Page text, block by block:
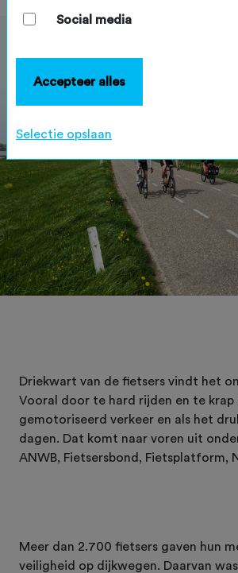
Driekwart van de fietsers vindt het
Vooral door te hard rijden en te krap
gemotoriseerd verkeer en als het
dagen. Dat komt naar voren uit
ANWB, Fietsersbond, Fietsplatform,
Meer dan 2.700 fietsers gaven hun
veiligheid op dijkwegen. Daarvan
Social media
Accepteer alles
Selectie opslaan